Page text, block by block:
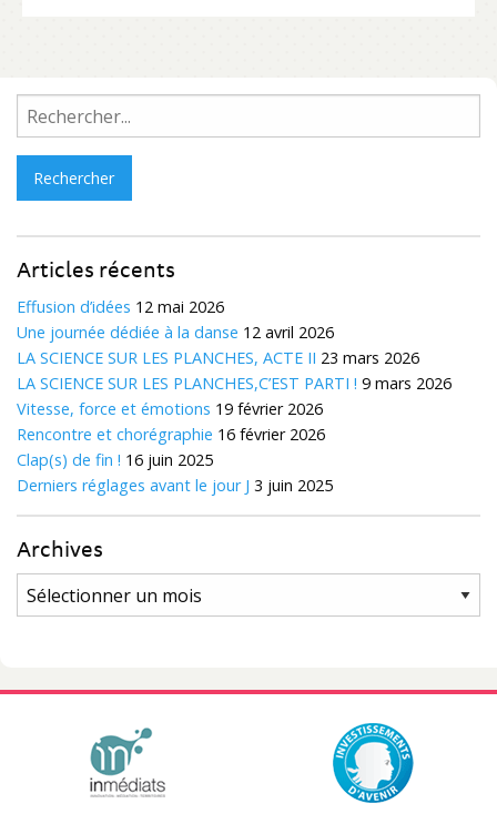
Rechercher :
Articles récents
Effusion d’idées 12 mai 2026
Une journée dédiée à la danse 12 avril 2026
LA SCIENCE SUR LES PLANCHES, ACTE II 23 mars 2026
LA SCIENCE SUR LES PLANCHES,C’EST PARTI ! 9 mars 2026
Vitesse, force et émotions 19 février 2026
Rencontre et chorégraphie 16 février 2026
Clap(s) de fin ! 16 juin 2025
Derniers réglages avant le jour J 3 juin 2025
Archives
Archives